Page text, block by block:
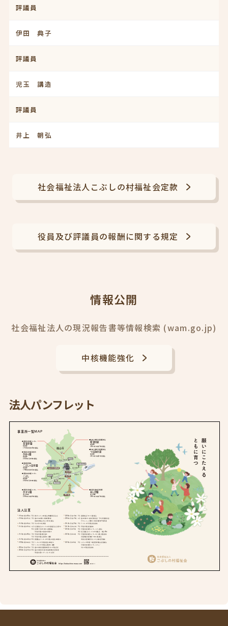
評議員
伊田 典子
評議員
児玉 講造
評議員
井上 朝弘
社会福祉法人こぶしの村福祉会定款
役員及び評議員の報酬に関する規定
情報公開
社会福祉法人の現況報告書等情報検索 (wam.go.jp)
中核機能強化
法人パンフレット